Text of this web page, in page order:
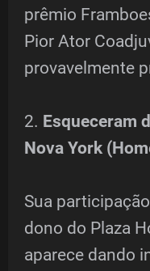
prêmio
Pior Ator
provavelmente
2. Esqueceram
Nova York
Sua
dono do Plaza
aparece dando